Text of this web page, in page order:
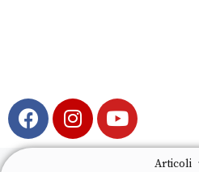
Articoli